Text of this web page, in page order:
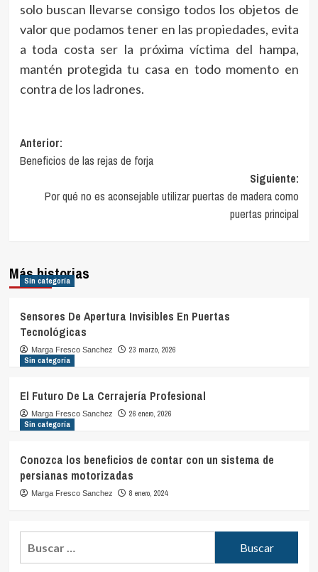
solo buscan llevarse consigo todos los objetos de
valor que podamos tener en las propiedades, evita
a toda costa ser la próxima víctima del hampa,
mantén protegida tu casa en todo momento en
contra de los ladrones.
Navegación
de
entradas
Anterior:
Beneficios de las rejas de forja
Siguiente:
Por qué no es aconsejable utilizar puertas de madera como
puertas principal
Más historias
Sin categoría
Sensores De Apertura Invisibles En Puertas
Tecnológicas
Marga Fresco Sanchez
23 marzo, 2026
Sin categoría
El Futuro De La Cerrajería Profesional
Marga Fresco Sanchez
26 enero, 2026
Sin categoría
Conozca los beneficios de contar con un sistema de
persianas motorizadas
Marga Fresco Sanchez 8 enero, 2024